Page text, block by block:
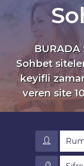
BURADA
Sohbet
keyifli
veren site
Rumuz
Sifre